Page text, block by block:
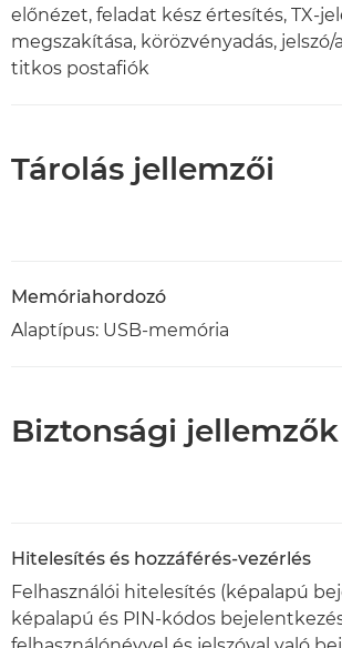
előnézet, feladat kész értesítés, TX-
megszakítása, körözvényadás,
titkos postafiók
Tárolás jellemzői
Memóriahordozó
Alaptípus: USB-memória
Biztonsági jellemzők
Hitelesítés és hozzáférés-vezérlés
Felhasználói hitelesítés (képalapú
képalapú és PIN-kódos